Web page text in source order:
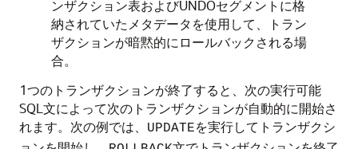
ンザクション表およびUNDOセグメントに格
納されていたメタデータを使用して、トラン
ザクションが暗黙的にロールバックされる場
合。
1つのトランザクションが終了すると、次の実行可能
SQL文によって次のトランザクションが自動的に開始さ
れます。次の例では、
UPDATEを実行してトランザクシ